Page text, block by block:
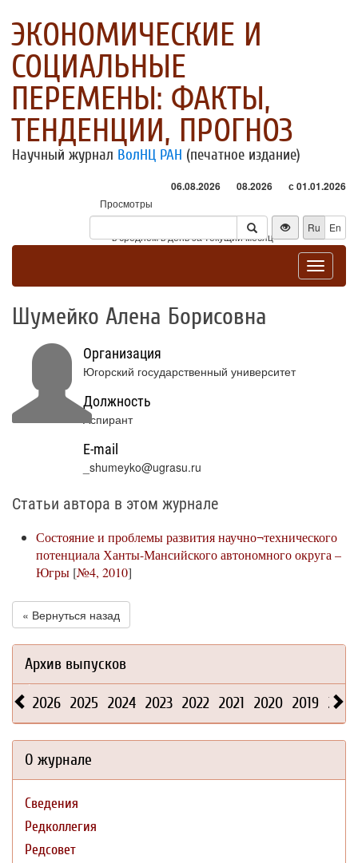
ЭКОНОМИЧЕСКИЕ И
СОЦИАЛЬНЫЕ
ПЕРЕМЕНЫ: ФАКТЫ,
ТЕНДЕНЦИИ, ПРОГНОЗ
Научный журнал ВолНЦ РАН (печатное издание)
06.08.2026 08.2026 с 01.01.2026
Просмотры
Посетители
* - в среднем в день за текущий месяц
Ru En
Toggle
Шумейко Алена Борисовна
Организация
Югорский государственный университет
Должность
Аспирант
E-mail
_shumeyko@ugrasu.ru
Статьи автора в этом журнале
Состояние и проблемы развития научно¬технического
потенциала Ханты-Мансийского автономного округа –
Югры [№4, 2010]
« Вернуться назад
Архив выпусков
2026 2025 2024 2023 2022 2021 2020 2019 2018
О журнале
Сведения
Редколлегия
Редсовет